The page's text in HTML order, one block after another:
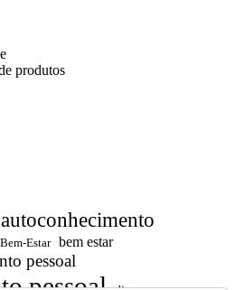
produtos
autoconhecimento
Bem-Estar bem estar
pessoal